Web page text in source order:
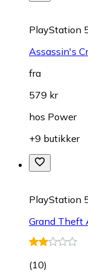
PlayStation
Assassin's
fra
579 kr
hos Power
+9 butikker
PlayStation
Grand Theft
(10)